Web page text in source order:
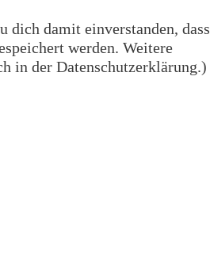
damit einverstanden, dass
werden. Weitere
in der Datenschutzerklärung.)